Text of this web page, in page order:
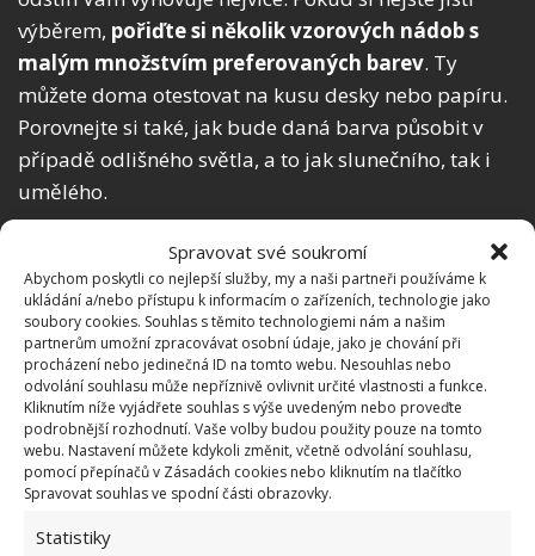
Spravovat své soukromí
Abychom poskytli co nejlepší služby, my a naši partneři používáme k
ukládání a/nebo přístupu k informacím o zařízeních, technologie jako
soubory cookies. Souhlas s těmito technologiemi nám a našim
partnerům umožní zpracovávat osobní údaje, jako je chování při
procházení nebo jedinečná ID na tomto webu. Nesouhlas nebo
odvolání souhlasu může nepříznivě ovlivnit určité vlastnosti a funkce.
Kliknutím níže vyjádřete souhlas s výše uvedeným nebo proveďte
podrobnější rozhodnutí. Vaše volby budou použity pouze na tomto
webu. Nastavení můžete kdykoli změnit, včetně odvolání souhlasu,
pomocí přepínačů v Zásadách cookies nebo kliknutím na tlačítko
Spravovat souhlas ve spodní části obrazovky.
Statistiky
výběrem, pořiďte si několik vzorových nádob s
malým množstvím preferovaných barev. Ty
můžete doma otestovat na kusu desky nebo papíru.
Porovnejte si také, jak bude daná barva působit v
případě odlišného světla, a to jak slunečního, tak i
umělého.
Fotografie: Unsplash